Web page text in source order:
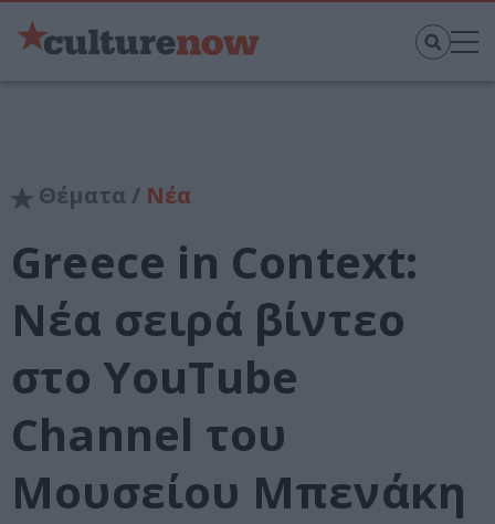
Θέματα / Νέα
Greece in Context:
Νέα σειρά βίντεο
στο YouTube
Channel του
Μουσείου Μπενάκη